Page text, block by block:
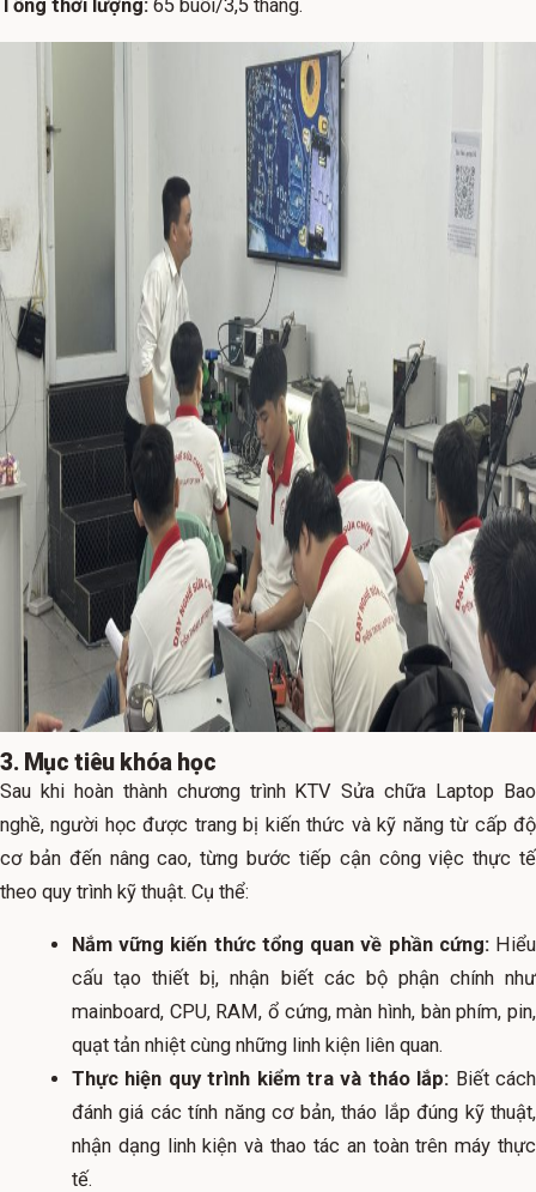
Tổng thời lượng: 65 buổi/3,5 tháng.
3. Mục tiêu khóa học
Sau khi hoàn thành chương trình KTV Sửa chữa Laptop Bao
nghề, người học được trang bị kiến thức và kỹ năng từ cấp độ
cơ bản đến nâng cao, từng bước tiếp cận công việc thực tế
theo quy trình kỹ thuật. Cụ thể:
Nắm vững kiến thức tổng quan về phần cứng:Hiểu
cấu tạo thiết bị, nhận biết các bộ phận chính như
mainboard, CPU, RAM, ổ cứng, màn hình, bàn phím, pin,
quạt tản nhiệt cùng những linh kiện liên quan.
Thực hiện quy trình kiểm tra và tháo lắp: Biết cách
đánh giá các tính năng cơ bản, tháo lắp đúng kỹ thuật,
nhận dạng linh kiện và thao tác an toàn trên máy thực
tế.